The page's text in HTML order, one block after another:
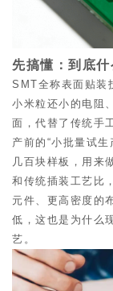
先搞懂：到底
SMT全称表面贴装
小米粒还小的电阻
面，代替了传统手
产前的“小批量试
几百块样板，用来
和传统插装工艺比
元件、更高密度的
低，这也是为什么
艺。